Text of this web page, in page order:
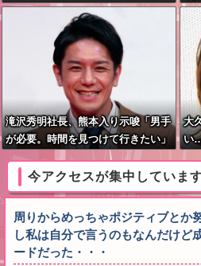
い
捕
滝沢秀明社長、熊本入り示唆「男手
が必要。時間を見つけて行きたい」
大
い
今アクセスが集中しています
周りからめっちゃポジティブとか
し私は自分で言うのもなんだけど
ードだった・・・